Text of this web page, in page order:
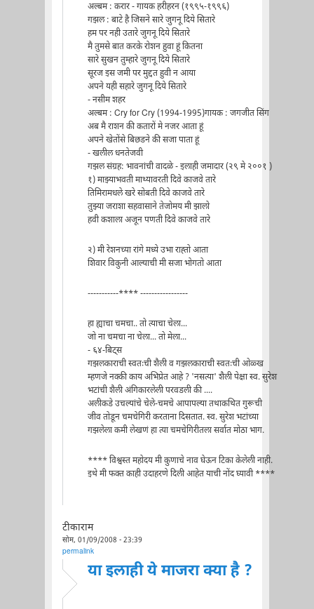
अल्बम : करार - गायक हरीहरन (१९९५-१९९६)
गझल : बाटे है जिसने सारे जुगनू दिये सितारे
हम पर नही उतारे जुगनू दिये सितारे
मै तुमसे बात करके रोशन हुवा हूं कितना
सारे सुखन तुम्हारे जुगनू दिये सितारे
सूरज इस जमी पर मुद्दत हुवी न आया
अपने यही सहारे जुगनू दिये सितारे
- नसीम शहर
अल्बम : Cry for Cry (1994-1995)गायक : जगजीत सिंग
अब मै राशन की कतारों मे नजर आता हूं
अपने खेतोंसे बिछडने की सजा पाता हूं
- खलील धनतेजवी
गझल संग्रह: भावनांची वादळे - इलाही जमादार (२९ मे २००१ )
१) माझ्याभवती माथ्यावरती दिवे काजवे तारे
तिमिरामधले खरे सोबती दिवे काजवे तारे
तुझ्या जराशा सहवासाने तेजोमय मी झालो
हवी कशाला अजून पणती दिवे काजवे तारे
२) मी रेशनच्या रांगे मध्ये उभा राह्तो आता
शिवार विकुनी आल्याची मी सजा भोगतो आता
-----------**** -----------------
हा ह्याचा चमचा.. तो त्याचा चेला...
जो ना चमचा ना चेला... तो मेला...
- ६४-बिट्स
गझलकाराची स्वतःची शैली व गझलकाराची स्वतःची ओळ्ख
म्हणजे नक्की काय अभिप्रेत आहे ? 'नसत्या' शैली पेक्षा स्व. सुरेश
भटांची शैली अंगिकारलेली परवडली की ....
अलीकडे उचल्यांचे चेले-चमचे आपापल्या तथाकथित गुरूची
जीव तोडून चमचेगिरी करताना दिसतात. स्व. सुरेश भटांच्या
गझलेला कमी लेखणं हा त्या चमचेगिरीतला सर्वात मोठा भाग.
**** विश्वस्त महोदय मी कुणाचे नाव घेऊन टिका केलेली नाही.
इथे मी फक्त काही उदाहरणे दिली आहेत याची नोंद घ्यावी ****
टीकाराम
सोम, 01/09/2008 - 23:39
permalink
या इलाही ये माजरा क्या है ?